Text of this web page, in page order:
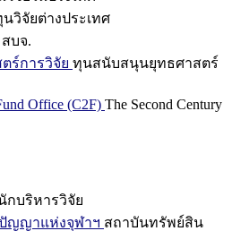
วิจัยต่างประเทศ
บจ.
ร์การวิจัย ทุนสนับสนุนยุทธศาสตร์
Office (C2F) The Second Century
กบริหารวิจัย
ญญาแห่งจุฬาฯ สถาบันทรัพย์สิน